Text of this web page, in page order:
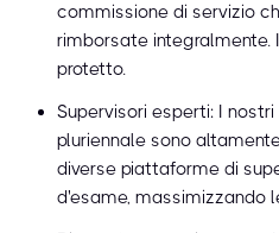
commissione di servizio
rimborsate integralmente.
protetto.
Supervisori esperti: I
pluriennale sono
diverse piattaforme di
d'esame, massimizzando